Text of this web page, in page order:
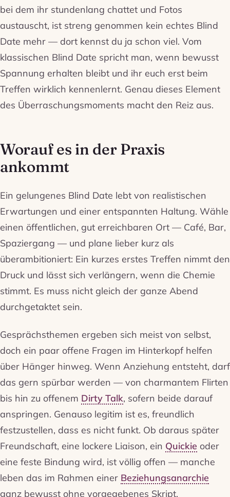
bei dem ihr stundenlang chattet und Fotos
austauscht, ist streng genommen kein echtes Blind
Date mehr — dort kennst du ja schon viel. Vom
klassischen Blind Date spricht man, wenn bewusst
Spannung erhalten bleibt und ihr euch erst beim
Treffen wirklich kennenlernt. Genau dieses Element
des Überraschungsmoments macht den Reiz aus.
Worauf es in der Praxis
ankommt
Ein gelungenes Blind Date lebt von realistischen
Erwartungen und einer entspannten Haltung. Wähle
einen öffentlichen, gut erreichbaren Ort — Café, Bar,
Spaziergang — und plane lieber kurz als
überambitioniert: Ein kurzes erstes Treffen nimmt den
Druck und lässt sich verlängern, wenn die Chemie
stimmt. Es muss nicht gleich der ganze Abend
durchgetaktet sein.
Gesprächsthemen ergeben sich meist von selbst,
doch ein paar offene Fragen im Hinterkopf helfen
über Hänger hinweg. Wenn Anziehung entsteht, darf
das gern spürbar werden — von charmantem Flirten
bis hin zu offenem Dirty Talk, sofern beide darauf
anspringen. Genauso legitim ist es, freundlich
festzustellen, dass es nicht funkt. Ob daraus später
Freundschaft, eine lockere Liaison, ein Quickie oder
eine feste Bindung wird, ist völlig offen — manche
leben das im Rahmen einer Beziehungsanarchie
ganz bewusst ohne vorgegebenes Skript.